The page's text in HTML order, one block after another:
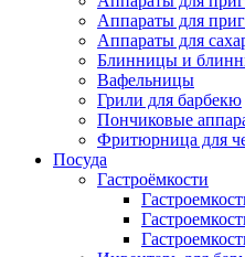
Аппараты для
Аппараты для
Блинницы и
Вафельницы
Грили для барбекю
Пончиковые
Фритюрница для
Посуда
Гастроёмкости